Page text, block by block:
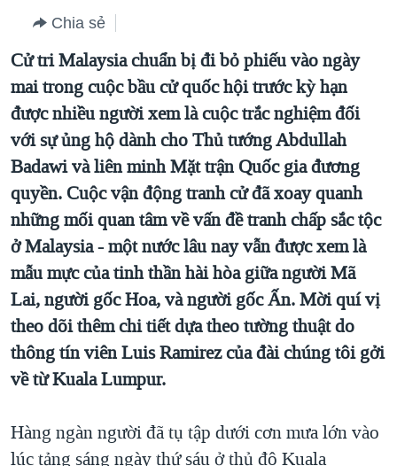
chính
điều
hướng
chính
Đi
tới
"Tìm"
BLOG
DIỄN ĐÀN
MỤC
TỰ DO BÁO CHÍ
VẠCH TRẦN TIN GIẢ
NGƯỜI VIỆT HẢI NGOẠI
ĐỜI SỐNG
KINH TẾ
KHOA HỌC
SỨC KHOẺ
VĂN HOÁ
THỂ THAO
CHUYÊN ĐỀ
CHIẾN TRANH THƯƠNG MẠI CỦA MỸ: QUÁ KHỨ VÀ HIỆN
HÀNH TRÌNH BẦU CỬ 2024
MỘT NĂM CHIẾN TRANH TẠI DẢI GAZA
GIẢI MÃ VÀNH ĐAI & CON ĐƯỜNG
NGÀY TỊ NẠN THẾ GIỚI
TRỊNH VĨNH BÌNH - NGƯỜI HẠ 'BÊN THẮNG CUỘC'
GROUND ZERO – XƯA VÀ NAY
CÁC GIÁ TRỊ CỘNG HÒA Ở VIỆT NAM
HỌC TIẾNG ANH
VIDEO
NGHE
MẠNG XÃ HỘI
Ngôn ngữ khác
Chia sẻ
Cử tri Malaysia chuẩn bị đi bỏ phiếu vào ngày
mai trong cuộc bầu cử quốc hội trước kỳ hạn
được nhiều người xem là cuộc trắc nghiệm đối
với sự ủng hộ dành cho Thủ tướng Abdullah
Badawi và liên minh Mặt trận Quốc gia đương
quyền. Cuộc vận động tranh cử đã xoay quanh
những mối quan tâm về vấn đề tranh chấp sắc tộc
ở Malaysia - một nước lâu nay vẫn được xem là
mẫu mực của tinh thần hài hòa giữa người Mã
Lai, người gốc Hoa, và người gốc Ấn. Mời quí vị
theo dõi thêm chi tiết dựa theo tường thuật do
thông tín viên Luis Ramirez của đài chúng tôi gởi
về từ Kuala Lumpur.
Hàng ngàn người đã tụ tập dưới cơn mưa lớn vào
lúc tảng sáng ngày thứ sáu ở thủ đô Kuala